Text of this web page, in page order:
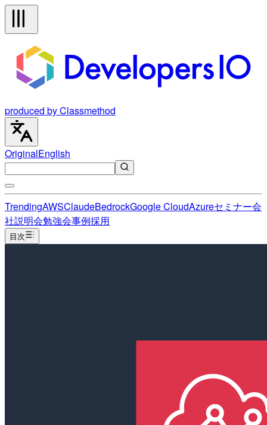
produced by Classmethod
OriginalEnglish
TrendingAWSClaudeBedrockGoogle CloudAzureセミナー会
社説明会勉強会事例採用
目次